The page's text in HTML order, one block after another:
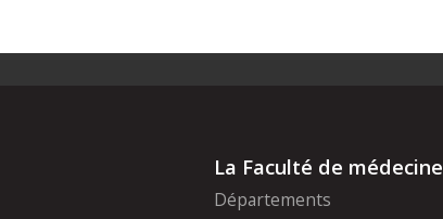
La Faculté de médecine
Départements